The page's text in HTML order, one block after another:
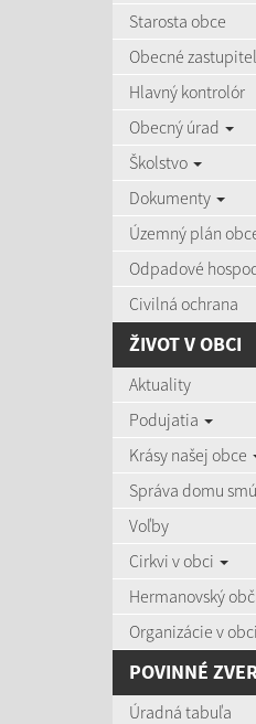
Starosta obce
Obecné
Hlavný kontrolór
Obecný úrad
Školstvo
Dokumenty
Územný plán
Odpadové
Civilná ochrana
ŽIVOT V OBCI
Aktuality
Podujatia
Krásy našej obce
Správa domu
Voľby
Cirkvi v obci
Hermanovský
Organizácie v obci
POVINNÉ
Úradná tabuľa